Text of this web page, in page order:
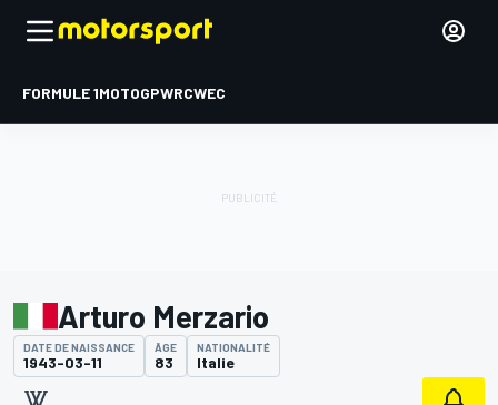
FORMULE 1MOTOGPWRCWEC
Arturo Merzario
DATE DE NAISSANCE
1943-03-11
ÂGE
83
NATIONALITÉ
Italie